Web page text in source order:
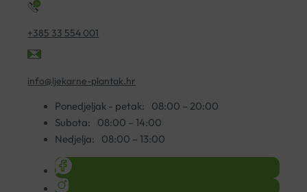
+385 33 554 001
info@ljekarne-plantak.hr
Ponedjeljak - petak:
08:00 – 20:00
Subota:
08:00 – 14:00
Nedjelja:
08:00 – 13:00